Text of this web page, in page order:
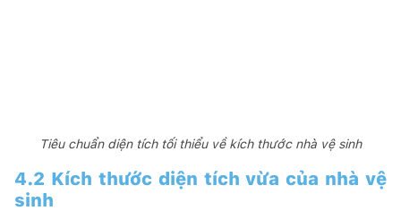
Tiêu chuẩn diện tích tối thiểu về kích thước nhà vệ sinh
4.2 Kích thước diện tích vừa của nhà vệ
sinh